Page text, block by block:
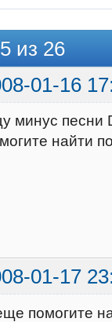
из 26
01-16
минус песни
найти
01-17
помогите